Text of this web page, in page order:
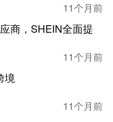
部位于深圳，旗下拥
。
）
伏产品领域，核心
11个月前
商，SHEIN全面提
11个月前
境
11个月前